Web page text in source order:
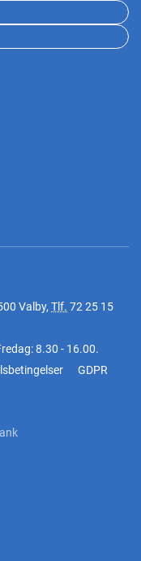
Valby, Tlf. 72 25 15
8.30 - 16.00.
GDPR